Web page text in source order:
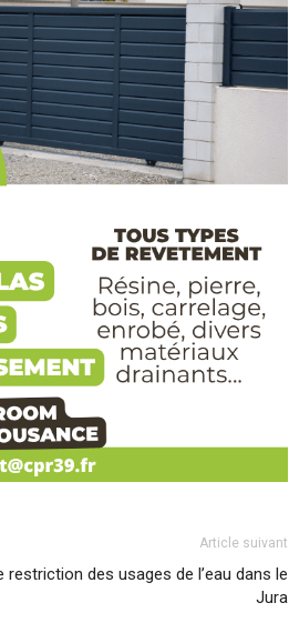
Article suivant
restriction des usages de l’eau dans le
Jura